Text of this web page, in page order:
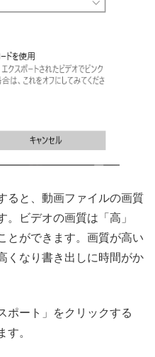
ると、動画ファイルの画質
。ビデオの画質は「高」
とができます。画質が高い
くなり書き出しに時間がか
ポート」をクリックする
す。